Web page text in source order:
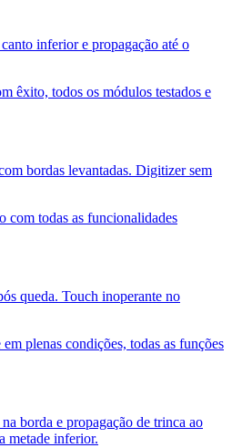
inferior e propagação até o
êxito, todos os módulos testados e
bordas levantadas. Digitizer sem
com todas as funcionalidades
queda. Touch inoperante no
plenas condições, todas as funções
borda e propagação de trinca ao
metade inferior.